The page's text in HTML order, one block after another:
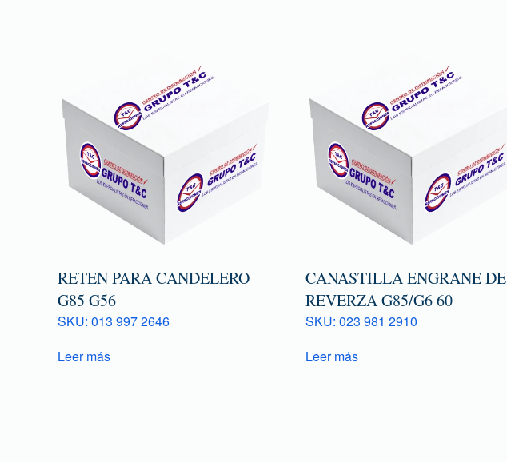
RETEN PARA CANDELERO
G85 G56
SKU: 013 997 2646
Leer más
CANASTILLA ENGRANE DE
REVERZA G85/G6 60
SKU: 023 981 2910
Leer más